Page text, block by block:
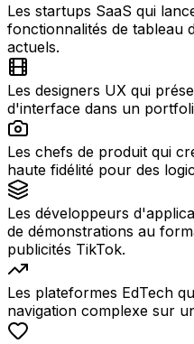
Les startups SaaS qui
fonctionnalités de tableau
actuels.
Les designers UX qui
d'interface dans un
Les chefs de produit qui
haute fidélité pour des
Les développeurs
de démonstrations au
publicités TikTok.
Les plateformes EdTech
navigation complexe sur